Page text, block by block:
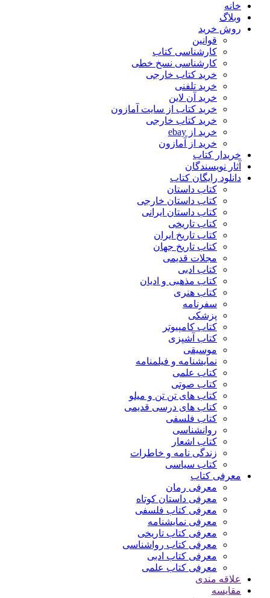
خانه
وبلاگ
روش خرید
قوانین
کارشناسی کتاب
کارشناسی نسخ خطی
خرید کتاب خارجی
خرید تلفنی
خرید آن لاین
خرید کتاب از سایت آمازون
خرید کتاب خارجی
خرید از ebay
خرید از آمازون
خریدار کتاب
آثار نویسندگان
دانلود رایگان کتاب
کتاب داستان
کتاب داستان خارجی
کتاب داستان ایرانی
کتاب تاریخی
کتاب تاریخ ایران
کتاب تاریخ جهان
مجلات قدیمی
کتاب ادبی
کتاب مذهبی و ادیان
کتاب هنری
سفرنامه
پزشکی
کتاب کامپیوتر
کتاب آشپزی
موسیقی
نمایشنامه و فیلمنامه
کتاب علمی
کتاب صوتی
کتاب های تن تن و میلو
کتاب های درسی قدیمی
کتاب فلسفی
روانشناسی
کتاب اشعار
زندگی نامه و خاطرات
کتاب سیاسی
معرفی کتاب
معرفی رمان
معرفی داستان کوتاه
معرفی کتاب فلسفی
معرفی نمایشنامه
معرفی کتاب تاریخی
معرفی کتاب رواشناسی
معرفی کتاب ادبی
معرفی کتاب علمی
علاقه مندی
مقایسه